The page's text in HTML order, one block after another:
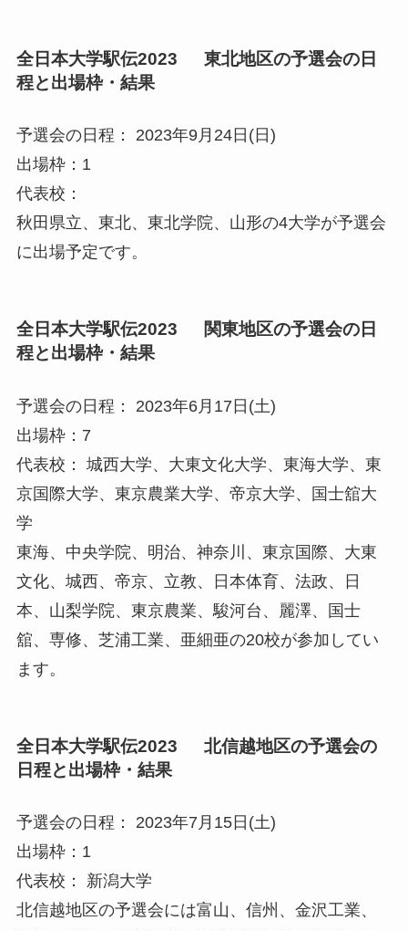
全日本大学駅伝2023 東北地区の予選会の日
程と出場枠・結果
予選会の日程： 2023年9月24日(日)
出場枠：1
代表校：
秋田県立、東北、東北学院、山形の4大学が予選会
に出場予定です。
全日本大学駅伝2023 関東地区の予選会の日
程と出場枠・結果
予選会の日程： 2023年6月17日(土)
出場枠：7
代表校： 城西大学、大東文化大学、東海大学、東
京国際大学、東京農業大学、帝京大学、国士舘大
学
東海、中央学院、明治、神奈川、東京国際、大東
文化、城西、帝京、立教、日本体育、法政、日
本、山梨学院、東京農業、駿河台、麗澤、国士
舘、専修、芝浦工業、亜細亜の20校が参加してい
ます。
全日本大学駅伝2023 北信越地区の予選会の
日程と出場枠・結果
予選会の日程： 2023年7月15日(土)
出場枠：1
代表校： 新潟大学
北信越地区の予選会には富山、信州、金沢工業、